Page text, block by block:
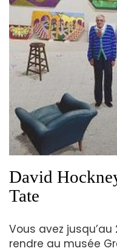
David
Tate
Vous avez
rendre au musée